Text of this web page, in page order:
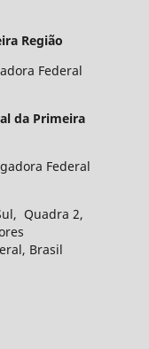
Região
Federal
da Primeira
Federal
Quadra 2,
Brasil